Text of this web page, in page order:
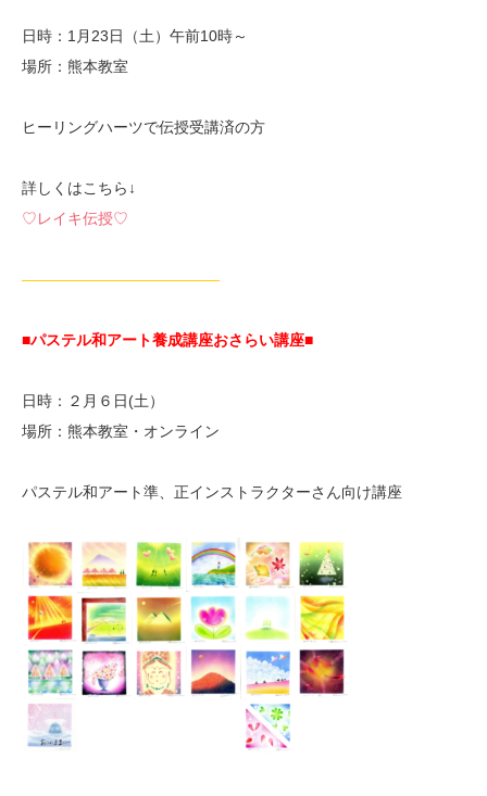
日時：1月23日（土）午前10時～
場所：熊本教室
ヒーリングハーツで伝授受講済の方
詳しくはこちら↓
♡レイキ伝授♡
—————————————
■パステル和アート養成講座おさらい講座■
日時：２月６日(土）
場所：熊本教室・オンライン
パステル和アート準、正インストラクターさん向け講座